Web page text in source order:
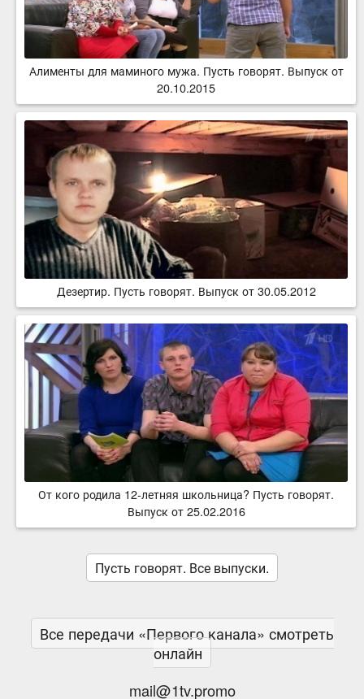
Алименты для маминого мужа. Пусть говорят. Выпуск от
20.10.2015
Дезертир. Пусть говорят. Выпуск от 30.05.2012
От кого родила 12-летняя школьница? Пусть говорят.
Выпуск от 25.02.2016
Пусть говорят. Все выпуски.
Все передачи «Первого канала» смотреть
онлайн
mail@1tv.promo